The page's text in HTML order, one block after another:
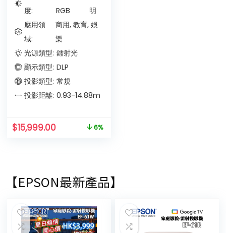
度:
RGB
明
應用領
域:
商用, 教育, 娛
樂
光源類型: 鐳射光
顯示類型: DLP
投影類型: 常規
投影距離: 0.93-14.88m
$15,999.00 6%
【EPSON最新產品】